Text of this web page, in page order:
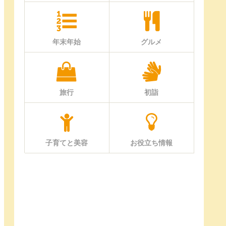
年末年始 グルメ
旅行 初詣
子育てと美容 お役立ち情報